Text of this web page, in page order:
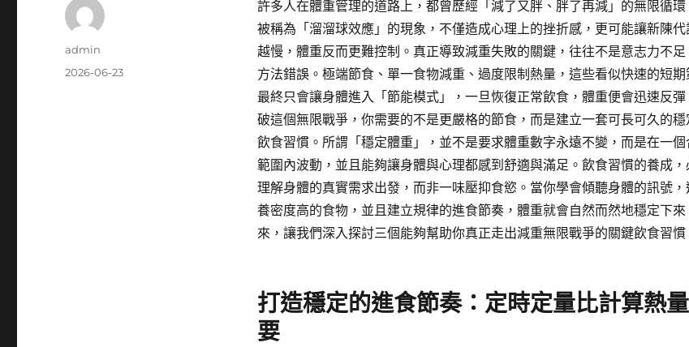
許多人在體重管理的道路上，都曾歷經「減了又胖、胖了再減」的無限循
被稱為「溜溜球效應」的現象，不僅造成心理上的挫折感，更可能讓新陳代
越慢，體重反而更難控制。真正導致減重失敗的關鍵，往往不是意志力不足
方法錯誤。極端節食、單一食物減重、過度限制熱量，這些看似快速的短期
最終只會讓身體進入「節能模式」，一旦恢復正常飲食，體重便會迅速反
破這個無限戰爭，你需要的不是更嚴格的節食，而是建立一套可長可久的
飲食習慣。所謂「穩定體重」，並不是要求體重數字永遠不變，而是在一個
範圍內波動，並且能夠讓身體與心理都感到舒適與滿足。飲食習慣的養成
理解身體的真實需求出發，而非一味壓抑食慾。當你學會傾聽身體的訊號，
養密度高的食物，並且建立規律的進食節奏，體重就會自然而然地穩定下
來，讓我們深入探討三個能夠幫助你真正走出減重無限戰爭的關鍵飲食習慣
打造穩定的進食節奏：定時定量比計算熱
要
作
admin
發
2026-06-23